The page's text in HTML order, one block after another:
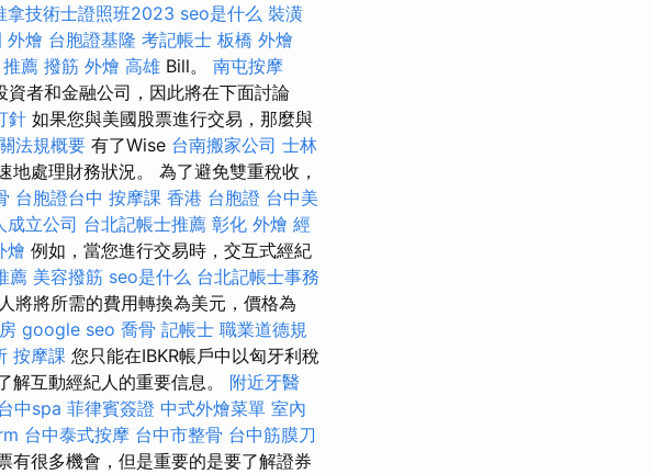
拿技術士證照班2023 seo是什么 裝潢
外燴 台胞證基隆 考記帳士 板橋 外燴
薦 撥筋 外燴 高雄 Bill。 南屯按摩
者和金融公司，因此將在下面討論
針 如果您與美國股票進行交易，那麼與
法規概要 有了Wise 台南搬家公司 士林
處理財務狀況。 為了避免雙重稅收，
台胞證台中 按摩課 香港 台胞證 台中美
成立公司 台北記帳士推薦 彰化 外燴 經
燴 例如，當您進行交易時，交互式經紀
薦 美容撥筋 seo是什么 台北記帳士事務
將將所需的費用轉換為美元，價格為
google seo 喬骨 記帳士 職業道德規
按摩課 您只能在IBKR帳戶中以匈牙利稅
解互動經紀人的重要信息。 附近牙醫
中spa 菲律賓簽證 中式外燴菜單 室內
台中泰式按摩 台中市整骨 台中筋膜刀
有很多機會，但是重要的是要了解證券